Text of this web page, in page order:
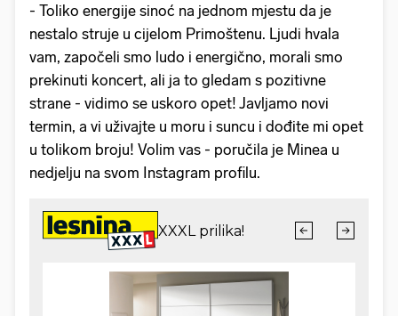
- Toliko energije sinoć na jednom mjestu da je
nestalo struje u cijelom Primoštenu. Ljudi hvala
vam, započeli smo ludo i energično, morali smo
prekinuti koncert, ali ja to gledam s pozitivne
strane - vidimo se uskoro opet! Javljamo novi
termin, a vi uživajte u moru i suncu i dođite mi opet
u tolikom broju! Volim vas - poručila je Minea u
nedjelju na svom Instagram profilu.